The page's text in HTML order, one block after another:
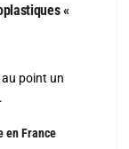
«
au point un
en France